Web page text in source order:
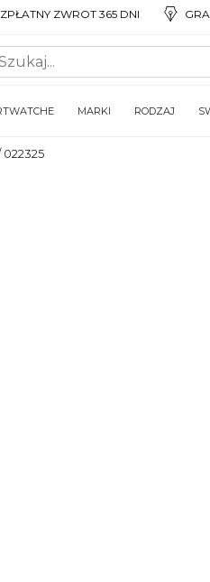
ZWROT 365 DNI
MARKI RODZAJ
022325